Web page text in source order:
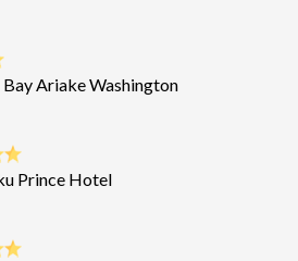
Ariake Washington
Prince Hotel